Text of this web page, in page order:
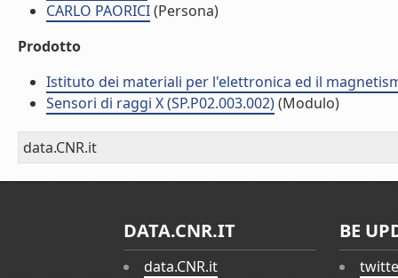
CARLO PAORICI(Persona)
Prodotto
Istituto dei materiali per l'elettronica ed il
Sensori di raggi X (SP.P02.003.002)(Modulo)
data.CNR.it
DATA.CNR.IT
data.CNR.it
BE